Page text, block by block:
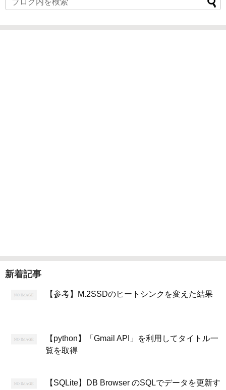
新着記事
【参考】M.2SSDのヒートシンクを変えた結果
【python】「Gmail API」を利用してタイトル一
覧を取得
【SQLite】DB Browser のSQLでデータを更新す